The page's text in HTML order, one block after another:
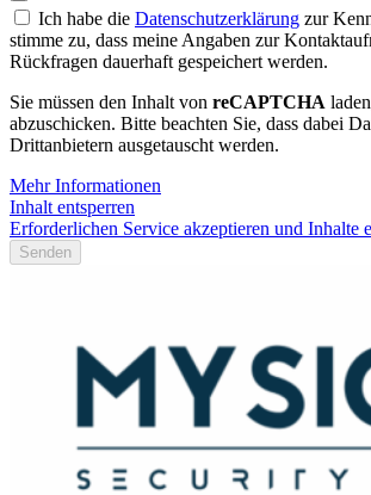
Ich habe die Datenschutzerklärung zur
stimme zu, dass meine Angaben zur
Rückfragen dauerhaft gespeichert werden.
Sie müssen den Inhalt von reCAPTCHA
abzuschicken. Bitte beachten Sie, dass dabei
Drittanbietern ausgetauscht werden.
Mehr Informationen
Inhalt entsperren
Erforderlichen Service akzeptieren und Inhalte
Senden